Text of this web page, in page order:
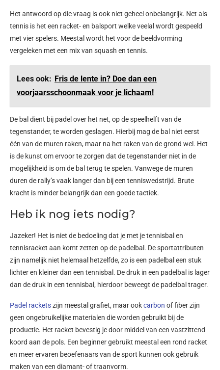
Het antwoord op die vraag is ook niet geheel onbelangrijk. Net als
tennis is het een racket- en balsport welke veelal wordt gespeeld
met vier spelers. Meestal wordt het voor de beeldvorming
vergeleken met een mix van squash en tennis.
Lees ook: Fris de lente in? Doe dan een
voorjaarsschoonmaak voor je lichaam!
De bal dient bij padel over het net, op de speelhelft van de
tegenstander, te worden geslagen. Hierbij mag de bal niet eerst
één van de muren raken, maar na het raken van de grond wel. Het
is de kunst om ervoor te zorgen dat de tegenstander niet in de
mogelijkheid is om de bal terug te spelen. Vanwege de muren
duren de rally’s vaak langer dan bij een tenniswedstrijd. Brute
kracht is minder belangrijk dan een goede tactiek.
Heb ik nog iets nodig?
Jazeker! Het is niet de bedoeling dat je met je tennisbal en
tennisracket aan komt zetten op de padelbal. De sportattributen
zijn namelijk niet helemaal hetzelfde, zo is een padelbal een stuk
lichter en kleiner dan een tennisbal. De druk in een padelbal is lager
dan de druk in een tennisbal, hierdoor beweegt de padelbal trager.
Padel racketszijn meestal grafiet, maar ookcarbon of fiber zijn
geen ongebruikelijke materialen die worden gebruikt bij de
productie. Het racket bevestig je door middel van een vastzittend
koord aan de pols. Een beginner gebruikt meestal een rond racket
en meer ervaren beoefenaars van de sport kunnen ook gebruik
maken van een diamant- of traanvorm.